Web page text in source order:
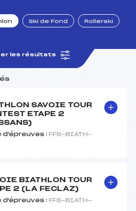
Ski de Fond Rollerski
les résultats
SAVOIE TOUR
ETAPE 2
d'épreuves : FFS-BIATH-
BIATHLON TOUR
2 (LA FECLAZ)
d'épreuves : FFS-BIATH-